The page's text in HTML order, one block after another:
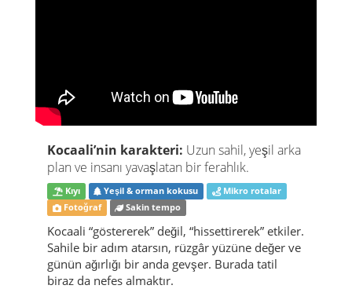
Kocaali’nin karakteri: Uzun sahil, yeşil arka
plan ve insanı yavaşlatan bir ferahlık.
Kıyı Yeşil & orman kokusu
Mikro rotalar
Fotoğraf
Sakin tempo
Kocaali “göstererek” değil, “hissettirerek” etkiler.
Sahile bir adım atarsın, rüzgâr yüzüne değer ve
günün ağırlığı bir anda gevşer. Burada tatil
biraz da nefes almaktır.